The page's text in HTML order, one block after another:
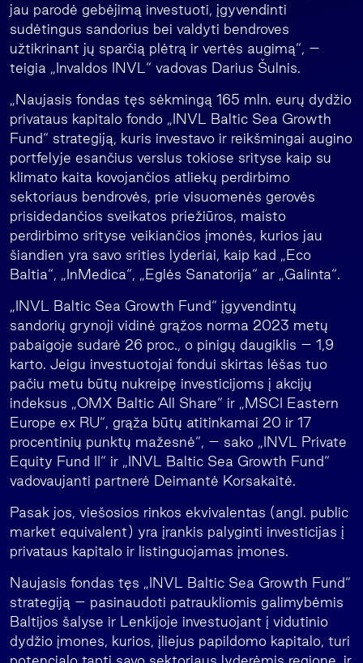
jau parodė gebėjimą investuoti, įgyvendinti
sudėtingus sandorius bei valdyti bendroves
užtikrinant jų sparčią plėtrą ir vertės augimą“, –
teigia „Invaldos INVL“ vadovas Darius Šulnis.
„Naujasis fondas tęs sėkmingą 165 mln. eurų dydžio
privataus kapitalo fondo „INVL Baltic Sea Growth
Fund“ strategiją, kuris investavo ir reikšmingai augino
portfelyje esančius verslus tokiose srityse kaip su
klimato kaita kovojančios atliekų perdirbimo
sektoriaus bendrovės, prie visuomenės gerovės
prisidedančios sveikatos priežiūros, maisto
perdirbimo srityse veikiančios įmonės, kurios jau
šiandien yra savo srities lyderiai, kaip kad „Eco
Baltia“, „InMedica“, „Eglės Sanatorija“ ar „Galinta“.
„INVL Baltic Sea Growth Fund“ įgyvendintų
sandorių grynoji vidinė grąžos norma 2023 metų
pabaigoje sudarė 26 proc., o pinigų daugiklis – 1,9
karto. Jeigu investuotojai fondui skirtas lėšas tuo
pačiu metu būtų nukreipę investicijoms į akcijų
indeksus „OMX Baltic All Share“ ir „MSCI Eastern
Europe ex RU“, grąža būtų atitinkamai 20 ir 17
procentinių punktų mažesnė“, – sako „INVL Private
Equity Fund II“ ir „INVL Baltic Sea Growth Fund“
vadovaujanti partnerė Deimantė Korsakaitė.
Pasak jos, viešosios rinkos ekvivalentas (angl. public
market equivalent) yra įrankis palyginti investicijas į
privataus kapitalo ir listinguojamas įmones.
Naujasis fondas tęs „INVL Baltic Sea Growth Fund“
strategiją – pasinaudoti patraukliomis galimybėmis
Baltijos šalyse ir Lenkijoje investuojant į vidutinio
dydžio įmones, kurios, įliejus papildomo kapitalo, turi